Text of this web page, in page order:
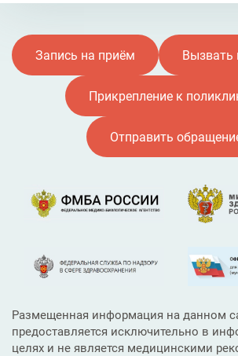
Запись на приём Вызвать
Прикрепление к
Отправить
Размещенная информация на данном
предоставляется исключительно в
целях и не является медицинскими